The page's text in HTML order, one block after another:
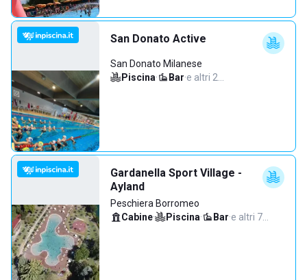
San Donato Active
San Donato Milanese
Piscina· Bar·e altri 2…
Gardanella Sport Village -
Ayland
Peschiera Borromeo
Cabine· Piscina· Bar·e altri 7…